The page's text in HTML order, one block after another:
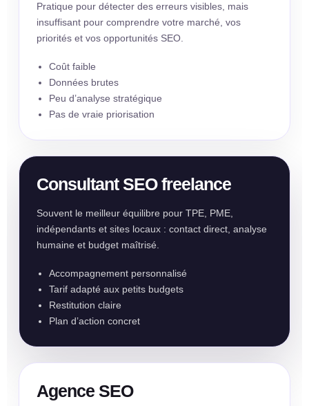
Pratique pour détecter des erreurs visibles, mais
insuffisant pour comprendre votre marché, vos
priorités et vos opportunités SEO.
Coût faible
Données brutes
Peu d’analyse stratégique
Pas de vraie priorisation
Consultant SEO freelance
Souvent le meilleur équilibre pour TPE, PME,
indépendants et sites locaux : contact direct, analyse
humaine et budget maîtrisé.
Accompagnement personnalisé
Tarif adapté aux petits budgets
Restitution claire
Plan d’action concret
Agence SEO